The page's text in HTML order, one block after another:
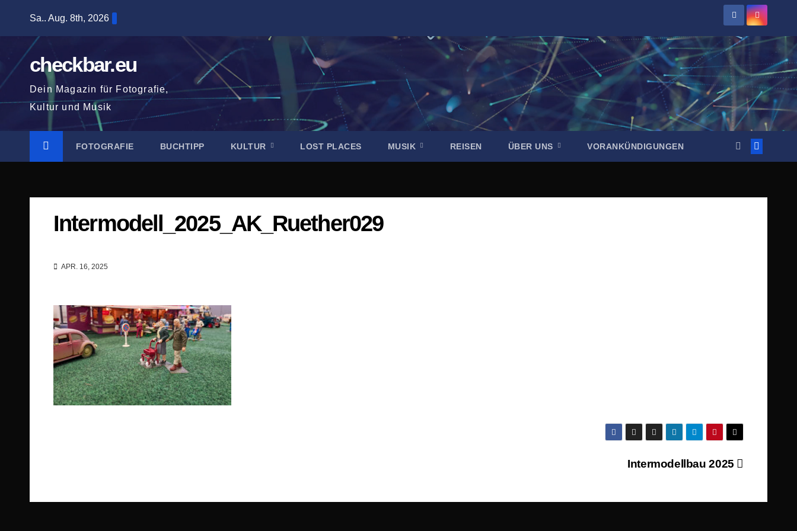
springen
Sa.. Aug. 8th, 2026
checkbar.eu
Dein Magazin für Fotografie,
Kultur und Musik
FOTOGRAFIE BUCHTIPP KULTUR LOST PLACES MUSIK REISEN ÜBER UNS VORANKÜNDIGUNGEN
Intermodell_2025_AK_Ruether029
APR. 16, 2025
Intermodellbau 2025